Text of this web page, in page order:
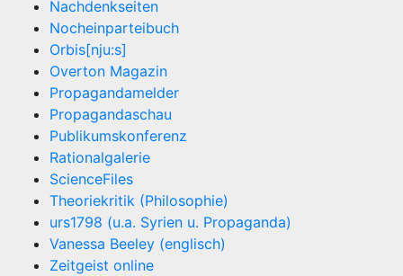
Nachdenkseiten
Nocheinparteibuch
Orbis[nju:s]
Overton Magazin
Propagandamelder
Propagandaschau
Publikumskonferenz
Rationalgalerie
ScienceFiles
Theoriekritik (Philosophie)
urs1798 (u.a. Syrien u. Propaganda)
Vanessa Beeley (englisch)
Zeitgeist online